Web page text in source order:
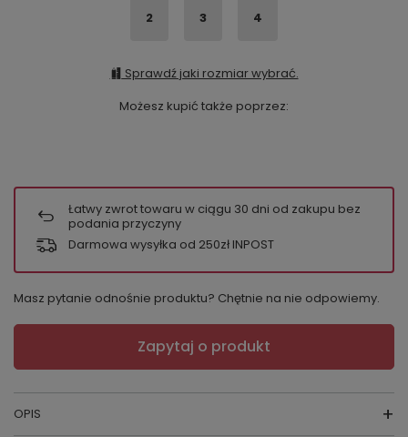
2 3 4
Sprawdź jaki rozmiar wybrać.
Możesz kupić także poprzez:
Łatwy zwrot towaru w ciągu 30 dni od zakupu bez
podania przyczyny
Darmowa wysyłka od 250zł INPOST
Masz pytanie odnośnie produktu? Chętnie na nie odpowiemy.
Zapytaj o produkt
OPIS